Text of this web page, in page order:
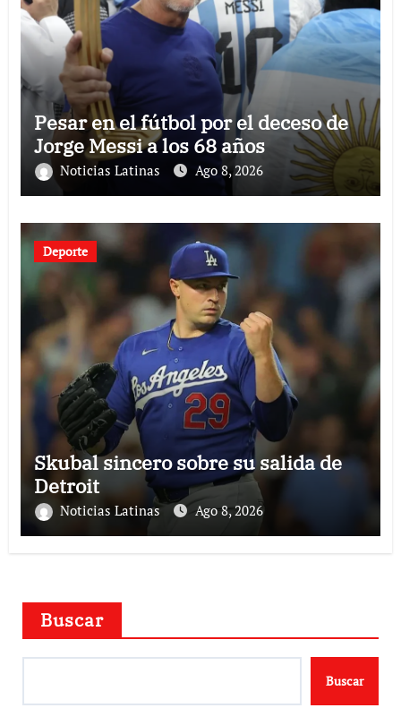
Pesar en el fútbol por el deceso de
Jorge Messi a los 68 años
Noticias Latinas Ago 8, 2026
Deporte
Skubal sincero sobre su salida de
Detroit
Noticias Latinas Ago 8, 2026
Buscar
Buscar